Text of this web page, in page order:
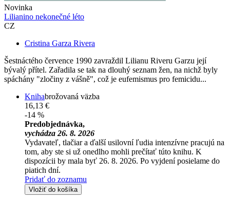
Novinka
Lilianino nekonečné léto
CZ
Cristina Garza Rivera
Šestnáctého července 1990 zavraždil Lilianu Riveru Garzu její
bývalý přítel. Zařadila se tak na dlouhý seznam žen, na nichž byly
spáchány "zločiny z vášně", což je eufemismus pro femicidu...
Knihabrožovaná väzba
16,13 €
-14 %
Predobjednávka,
vychádza 26. 8. 2026
Vydavateľ, tlačiar a ďalší usilovní ľudia intenzívne pracujú na
tom, aby ste si už onedlho mohli prečítať túto knihu. K
dispozícii by mala byť 26. 8. 2026. Po vyjdení posielame do
piatich dní.
Pridať do zoznamu
Vložiť do košíka